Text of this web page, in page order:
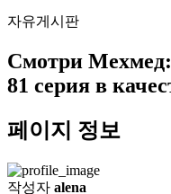
자유게시판
Смотри Мехмед:
81 серия в
페이지 정보
작성자 alena